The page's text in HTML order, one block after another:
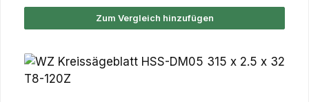
Zum Vergleich hinzufügen